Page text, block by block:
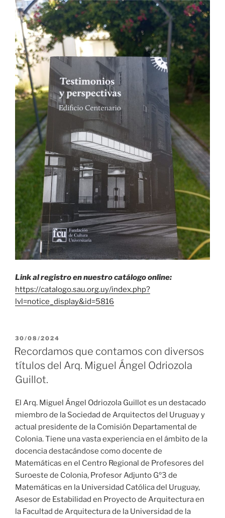
Link al registro en nuestro catálogo online:
https://catalogo.sau.org.uy/index.php?
lvl=notice_display&id=5816
PUBLICADO
EL
30/08/2024
Recordamos que contamos con diversos
títulos del Arq. Miguel Ángel Odriozola
Guillot.
El Arq. Miguel Ángel Odriozola Guillot es un destacado
miembro de la Sociedad de Arquitectos del Uruguay y
actual presidente de la Comisión Departamental de
Colonia. Tiene una vasta experiencia en el ámbito de la
docencia destacándose como docente de
Matemáticas en el Centro Regional de Profesores del
Suroeste de Colonia, Profesor Adjunto Gº3 de
Matemáticas en la Universidad Católica del Uruguay,
Asesor de Estabilidad en Proyecto de Arquitectura en
la Facultad de Arquitectura de la Universidad de la